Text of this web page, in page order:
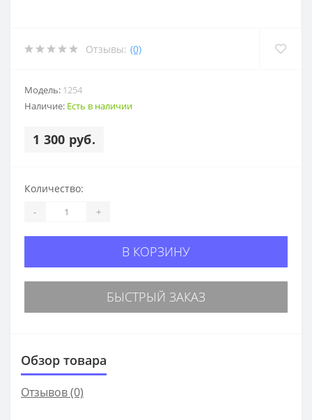
Отзывы: (0)
Модель: 1254
Наличие: Есть в наличии
1 300 руб.
Количество:
- +
В КОРЗИНУ
БЫСТРЫЙ ЗАКАЗ
Обзор товара
Отзывов (0)